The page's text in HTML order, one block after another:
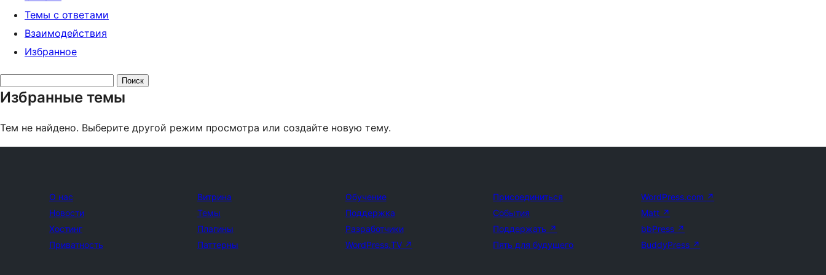
Темы с ответами
Взаимодействия
Избранное
тем:
Избранные темы
Тем не найдено. Выберите другой режим просмотра или создайте новую тему.
О нас
Новости
Хостинг
Приватность
Витрина
Темы
Плагины
Паттерны
Обучение
Поддержка
Разработчики
WordPress.TV ↗
Присоединиться
События
Поддержать ↗
Пять для будущего
WordPress.com ↗
Matt ↗
bbPress ↗
BuddyPress ↗